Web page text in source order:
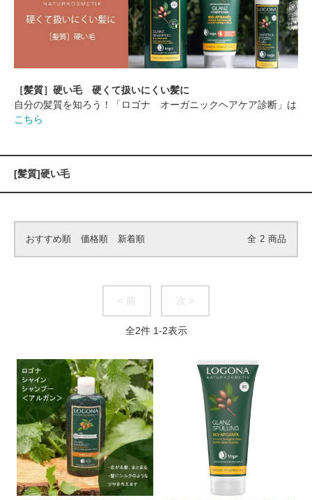
［髪質］硬い毛 硬くて扱いにくい髪に
自分の髪質を知ろう！「ロゴナ オーガニックヘアケア診断」は
こちら
[髪質]硬い毛
おすすめ順 価格順 新着順 全 2 商品
< 前 次 >
全2件 1-2表示